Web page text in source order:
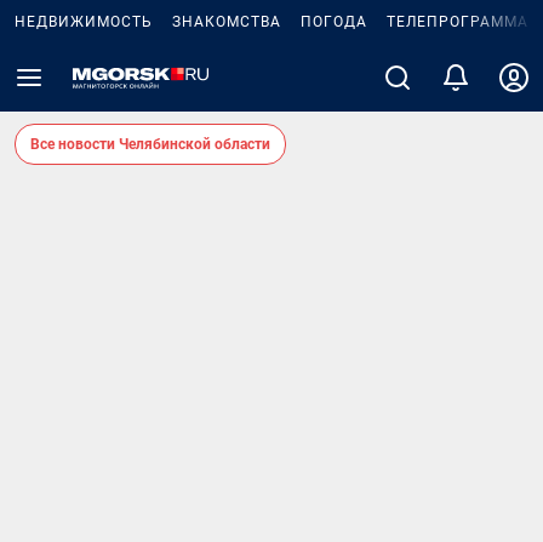
НЕДВИЖИМОСТЬ ЗНАКОМСТВА ПОГОДА ТЕЛЕПРОГРАММА
Все новости Челябинской области